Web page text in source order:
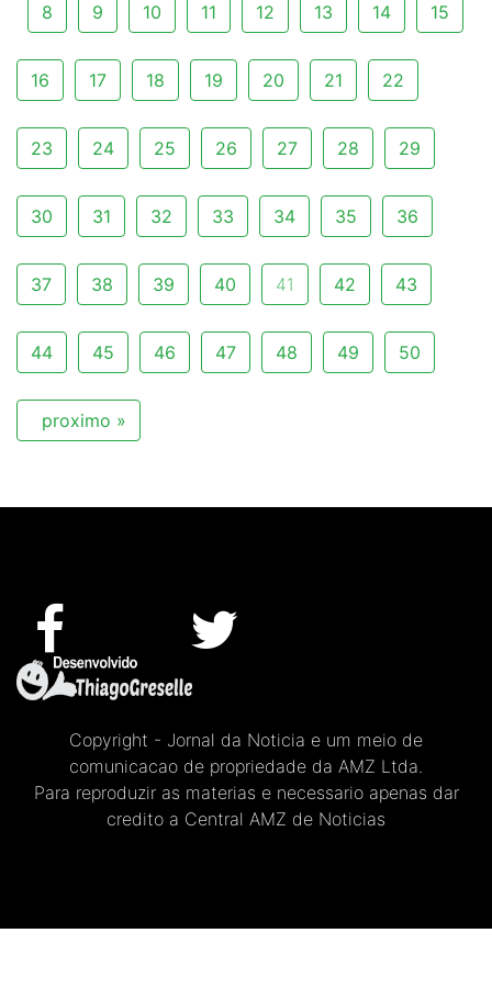
8 9 10 11 12 13 14 15
16 17 18 19 20 21 22
23 24 25 26 27 28 29
30 31 32 33 34 35 36
37 38 39 40 41 42 43
44 45 46 47 48 49 50
proximo »
Copyright - Jornal da Noticia e um meio de
comunicacao de propriedade da AMZ Ltda.
Para reproduzir as materias e necessario apenas dar
credito a Central AMZ de Noticias